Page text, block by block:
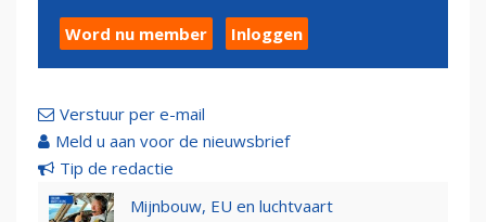
Word nu member Inloggen
Verstuur per e-mail
Meld u aan voor de nieuwsbrief
Tip de redactie
Mijnbouw, EU en luchtvaart